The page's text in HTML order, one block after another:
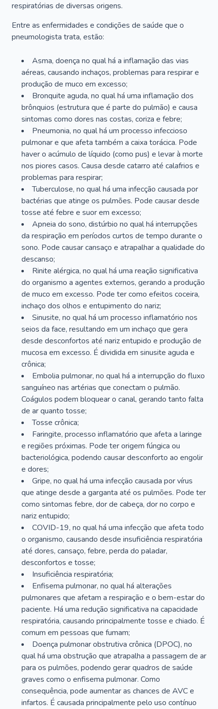
respiratórias de diversas origens.
Entre as enfermidades e condições de saúde que o
pneumologista trata, estão:
Asma, doença no qual há a inflamação das vias
aéreas, causando inchaços, problemas para respirar e
produção de muco em excesso;
Bronquite aguda, no qual há uma inflamação dos
brônquios (estrutura que é parte do pulmão) e causa
sintomas como dores nas costas, coriza e febre;
Pneumonia, no qual há um processo infeccioso
pulmonar e que afeta também a caixa torácica. Pode
haver o acúmulo de líquido (como pus) e levar à morte
nos piores casos. Causa desde catarro até calafrios e
problemas para respirar;
Tuberculose, no qual há uma infecção causada por
bactérias que atinge os pulmões. Pode causar desde
tosse até febre e suor em excesso;
Apneia do sono, distúrbio no qual há interrupções
da respiração em períodos curtos de tempo durante o
sono. Pode causar cansaço e atrapalhar a qualidade do
descanso;
Rinite alérgica, no qual há uma reação significativa
do organismo a agentes externos, gerando a produção
de muco em excesso. Pode ter como efeitos coceira,
inchaço dos olhos e entupimento do nariz;
Sinusite, no qual há um processo inflamatório nos
seios da face, resultando em um inchaço que gera
desde desconfortos até nariz entupido e produção de
mucosa em excesso. É dividida em sinusite aguda e
crônica;
Embolia pulmonar, no qual há a interrupção do fluxo
sanguíneo nas artérias que conectam o pulmão.
Coágulos podem bloquear o canal, gerando tanto falta
de ar quanto tosse;
Tosse crônica;
Faringite, processo inflamatório que afeta a laringe
e regiões próximas. Pode ter origem fúngica ou
bacteriológica, podendo causar desconforto ao engolir
e dores;
Gripe, no qual há uma infecção causada por vírus
que atinge desde a garganta até os pulmões. Pode ter
como sintomas febre, dor de cabeça, dor no corpo e
nariz entupido;
COVID-19, no qual há uma infecção que afeta todo
o organismo, causando desde insuficiência respiratória
até dores, cansaço, febre, perda do paladar,
desconfortos e tosse;
Insuficiência respiratória;
Enfisema pulmonar, no qual há alterações
pulmonares que afetam a respiração e o bem-estar do
paciente. Há uma redução significativa na capacidade
respiratória, causando principalmente tosse e chiado. É
comum em pessoas que fumam;
Doença pulmonar obstrutiva crônica (DPOC), no
qual há uma obstrução que atrapalha a passagem de ar
para os pulmões, podendo gerar quadros de saúde
graves como o enfisema pulmonar. Como
consequência, pode aumentar as chances de AVC e
infartos. É causada principalmente pelo uso contínuo